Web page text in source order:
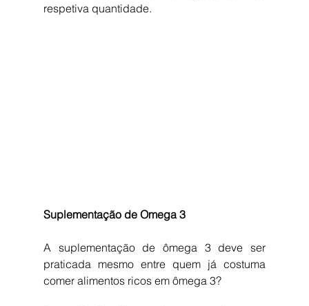
respetiva quantidade.
Suplementação de Omega 3
A suplementação de ômega 3 deve ser
praticada mesmo entre quem já costuma
comer alimentos ricos em ômega 3?